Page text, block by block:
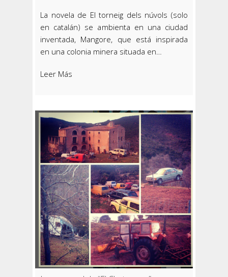
La novela de El torneig dels núvols (solo
en catalán) se ambienta en una ciudad
inventada, Mangore, que está inspirada
en una colonia minera situada en…
Leer Más